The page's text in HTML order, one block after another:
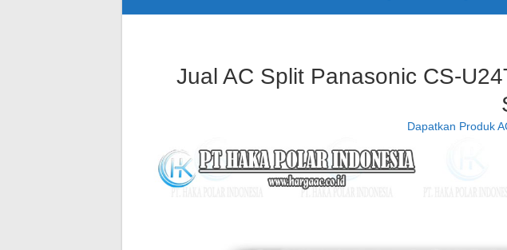
IG
Jual AC Split Panasonic CS-
Dapatkan Produk